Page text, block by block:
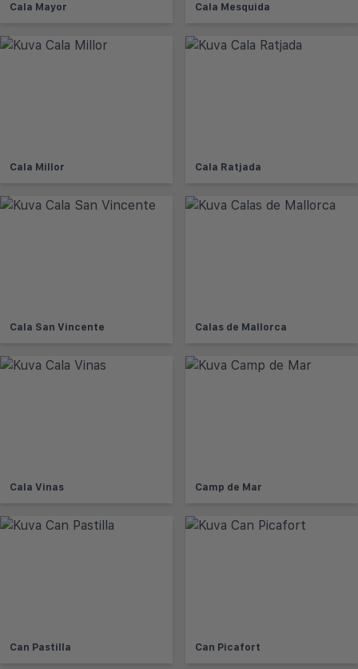
Cala Mayor Cala Mesquida
Cala Millor Cala Ratjada
Cala San Vincente Calas de Mallorca
Cala Vinas Camp de Mar
Can Pastilla Can Picafort